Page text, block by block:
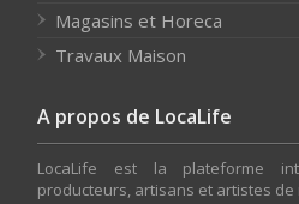
Magasins et Horeca
Travaux Maison
A propos de LocaLife
LocaLife est la plateforme
producteurs, artisans et artistes de